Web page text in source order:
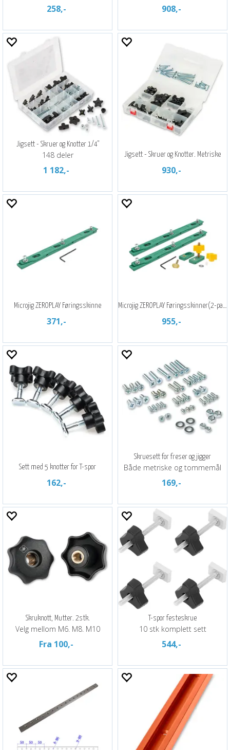
258,- 908,-
Jigsett - Skruer og Knotter 1/4"
148 deler
1 182,-
Jigsett - Skruer og Knotter. Metriske
930,-
Microjig ZEROPLAY Føringsskinne
371,-
Microjig ZEROPLAY Føringsskinner(2-pakk)
955,-
Sett med 5 knotter for T-spor
162,-
Skruesett for freser og jigger
Både metriske og tommemål
169,-
Skruknott, Mutter. 2stk.
Velg mellom M6. M8. M10
Fra 100,-
T-spor festeskrue
10 stk komplett sett
544,-